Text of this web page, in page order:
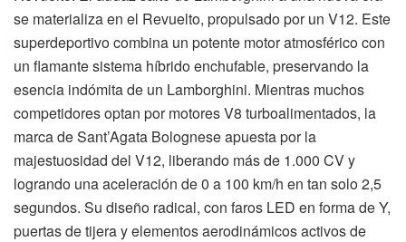
se materializa en el Revuelto, propulsado por un V12. Este
superdeportivo combina un potente motor atmosférico con
un flamante sistema híbrido enchufable, preservando la
esencia indómita de un Lamborghini. Mientras muchos
competidores optan por motores V8 turboalimentados, la
marca de Sant’Agata Bolognese apuesta por la
majestuosidad del V12, liberando más de 1.000 CV y
logrando una aceleración de 0 a 100 km/h en tan solo 2,5
segundos. Su diseño radical, con faros LED en forma de Y,
puertas de tijera y elementos aerodinámicos activos de